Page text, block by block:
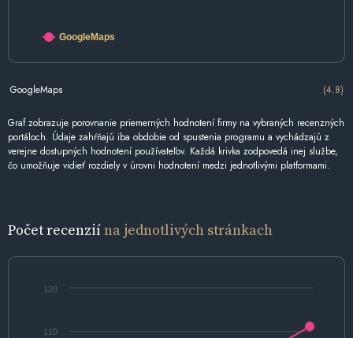
GoogleMaps
GoogleMaps (4.8)
Graf zobrazuje porovnanie priemerných hodnotení firmy na vybraných recenzných
portáloch. Údaje zahŕňajú iba obdobie od spustenia programu a vychádzajú z
verejne dostupných hodnotení používateľov. Každá krivka zodpovedá inej službe,
čo umožňuje vidieť rozdiely v úrovni hodnotení medzi jednotlivými platformami.
Počet recenziína jednotlivých stránkach
110
120